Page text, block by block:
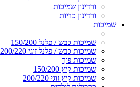
ורדינון שמיכות
ורדינון כריות
שמיכות
שמיכות כבש / פלנל 150/200
שמיכות כבש / פלנל זוגי 200/220
שמיכות פוך
שמיכות קיץ 150/200
שמיכות קיץ זוגי 200/220